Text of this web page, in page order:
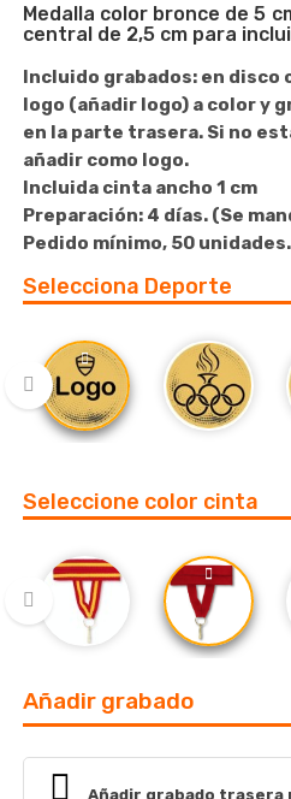
Medalla color bronce de 5
central de 2,5 cm para
Incluido grabados: en disco
logo (añadir logo) a color y
en la parte trasera. Si no
añadir como logo.
Incluida cinta ancho 1 cm
Preparación: 4 días. (Se
Pedido mínimo, 50 unidades.
Selecciona Deporte
Seleccione color cinta
Añadir grabado
Añadir grabado trasera